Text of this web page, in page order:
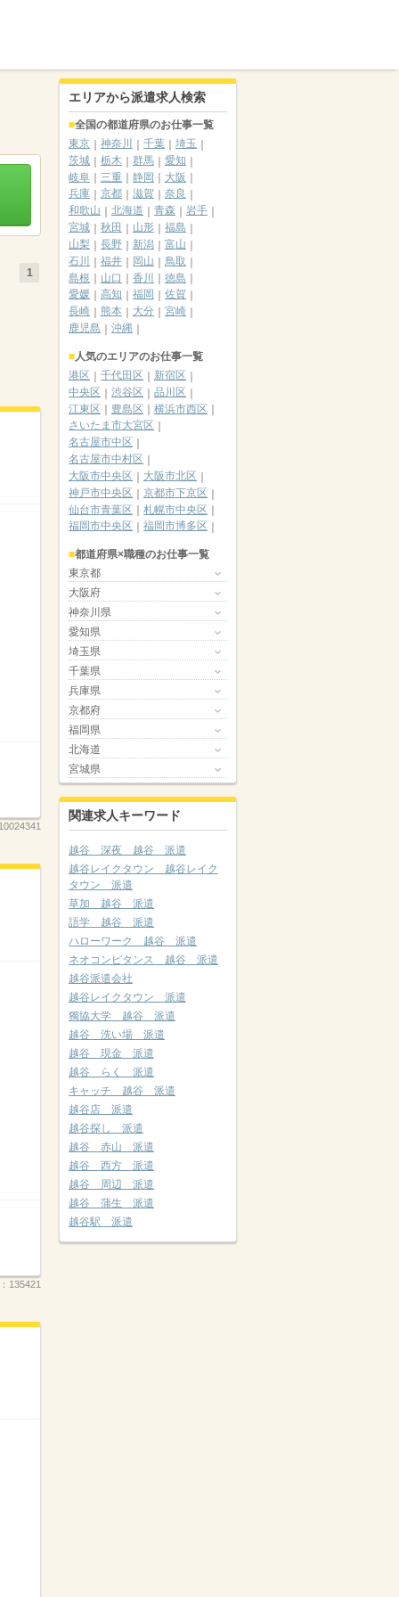
1
135421
エリアから派遣求人検索
全国の都道府県のお仕事一覧
東京
神奈川 千葉
埼玉
茨城
栃木 群馬
愛知
岐阜
三重 静岡
大阪
兵庫
京都 滋賀
奈良
和歌山
北海道 青森
岩手
宮城
秋田 山形
福島
山梨
長野 新潟
富山
石川
福井 岡山
鳥取
島根
山口 香川
徳島
愛媛
高知 福岡
佐賀
長崎
熊本 大分
宮崎
鹿児島
沖縄
人気のエリアのお仕事一覧
港区
千代田区
新宿区
中央区
渋谷区
品川区
江東区
豊島区
横浜市西区
さいたま市大宮区
名古屋市中区
名古屋市中村区
大阪市中央区
大阪市北区
神戸市中央区
京都市下京区
仙台市青葉区
札幌市中央区
福岡市中央区
福岡市博多区
都道府県×職種のお仕事一覧
東京都
大阪府
神奈川県
愛知県
埼玉県
千葉県
兵庫県
京都府
福岡県
北海道
宮城県
関連求人キーワード
越谷 深夜 越谷 派遣
越谷レイクタウン 越谷レイク
タウン 派遣
草加 越谷 派遣
語学 越谷 派遣
ハローワーク 越谷 派遣
ネオコンピタンス 越谷 派遣
越谷派遣会社
越谷レイクタウン 派遣
獨協大学 越谷 派遣
越谷 洗い場 派遣
越谷 現金 派遣
越谷 らく 派遣
キャッチ 越谷 派遣
越谷店 派遣
越谷探し 派遣
越谷 赤山 派遣
越谷 西方 派遣
越谷 周辺 派遣
越谷 蒲生 派遣
越谷駅 派遣